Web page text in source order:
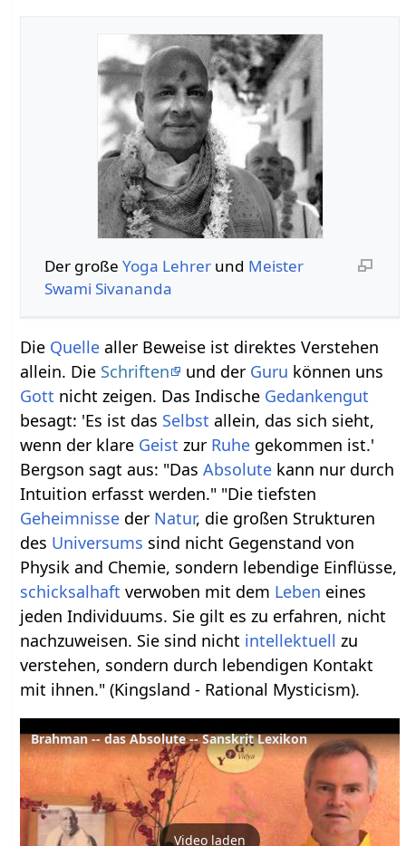
Der große Yoga Lehrerund Meister
Swami Sivananda
Die Quelle aller Beweise ist direktes Verstehen
allein. Die Schriften und der Guru können uns
Gott nicht zeigen. Das Indische Gedankengut
besagt: 'Es ist das Selbst allein, das sich sieht,
wenn der klare Geist zur Ruhe gekommen ist.'
Bergson sagt aus: "DasAbsolute kann nur durch
Intuition erfasst werden." "Die tiefsten
Geheimnisse der Natur, die großen Strukturen
des Universums sind nicht Gegenstand von
Physik and Chemie, sondern lebendige Einflüsse,
schicksalhaft verwoben mit dem Leben eines
jeden Individuums. Sie gilt es zu erfahren, nicht
nachzuweisen. Sie sind nicht intellektuell zu
verstehen, sondern durch lebendigen Kontakt
mit ihnen." (Kingsland - Rational Mysticism).
Brahman -- das Absolute -- Sanskrit Lexikon
Video laden